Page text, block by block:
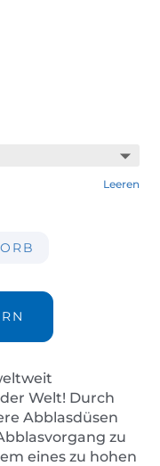
Leeren
Welt! Durch
Abblasdüsen
zu
eines zu hohen